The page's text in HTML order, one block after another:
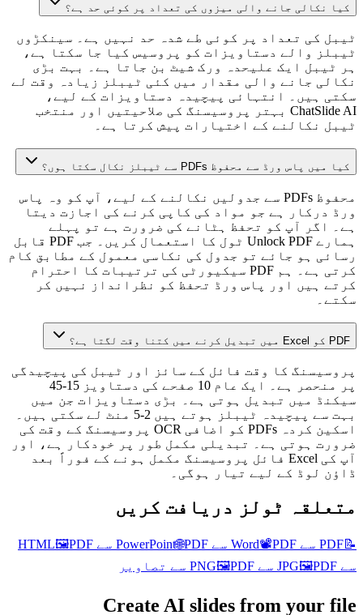
کیا نکالی جانے والی میزوں کی تعداد پر کوئی حد ہے؟
ٹیبل کی تعداد پر کوئی طے شدہ حد نہیں ہے۔ سینکڑوں
ٹیبلز والے دستاویزات کو پروسیس کیا جا سکتا ہے،
ہر ٹیبل ایک علیحدہ ورک شیٹ بن جاتا ہے۔ بہت بڑی
نکالی جانے والی مقدار میں کئی ٹیبلز زیادہ وقت لے
سکتی ہیں۔ انتہائی پیچیدہ دستاویزات کے لیے،
ChatSlide AI بہتر پروسیسنگ کی صلاحیتیں اور منتخب
ٹیبل نکالنے کے اختیارات پیش کرتا ہے۔
کیا میں پاس ورڈ سے محفوظ PDFs سے ٹیبلز نکال سکتا ہوں؟
محفوظ PDFs سے جدولیں نکالنے کے لیے، آپ کو وہ پاس
ورڈ درکار ہے جو مواد کی کاپی کرنے کی اجازت دیتا
ہے۔ اگر آپ کو تحفظ ہٹانے کی ضرورت ہے تو پہلے
ہمارے Unlock PDF ٹول کا استعمال کریں۔ جب PDF قابل
رسائی ہو جائے تو جدول کی نکاسی معمول کے مطابق کام
کرتی ہے۔ ہم PDF سیکیورٹی کی ترتیبات کا احترام
کرتے ہیں اور پاس ورڈ تحفظ کو نظرانداز نہیں کر
سکتے۔
PDF کو Excel میں تبدیل کرنے میں کتنا وقت لگتا ہے؟
پروسیسنگ کا وقت فائل کے سائز اور ٹیبل کی پیچیدگی
پر منحصر ہے۔ ایک عام 10 صفحے کی دستاویز 15-45
سیکنڈ میں تبدیل ہوتی ہے۔ بڑی دستاویزات جن میں
بہت سے پیچیدہ ٹیبلز ہوتے ہیں 2-5 منٹ لے سکتی ہیں۔
اسکین کردہ PDFs کو اضافی OCR پروسیسنگ کے وقت کی
ضرورت ہوتی ہے۔ تبدیلی مکمل طور پر خودکار ہے، اور
آپ کی Excel فائل پروسیسنگ مکمل ہونے کے فوراً بعد
ڈاؤن لوڈ کے لیے تیار ہوگی۔
متعلقہ ٹولز دریافت کریں
📝PDF سے Word 📽️PDF سے PowerPoint 🌐PDF سے HTML 🖼️PDF
سے JPG
🖼️PDF سے PNG 🖼️PDF سے تصاویر
Create AI slides from your file